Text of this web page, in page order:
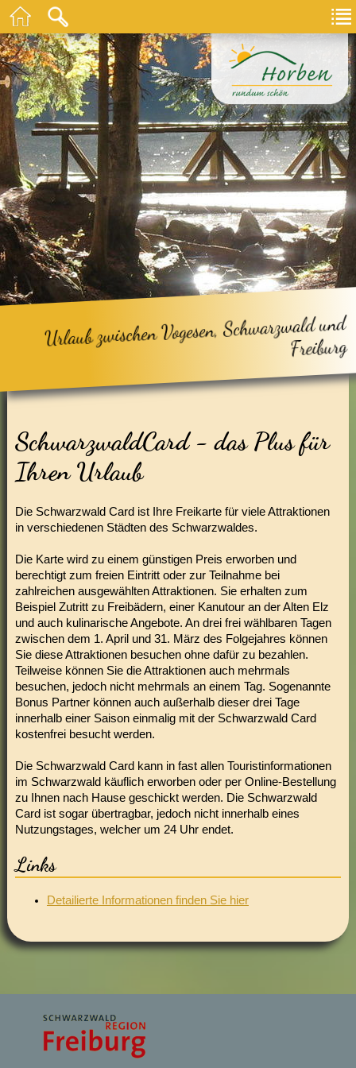
Urlaub zwischen Vogesen, Schwarzwald und
Freiburg
SchwarzwaldCard - das Plus für
Ihren Urlaub
Die Schwarzwald Card ist Ihre Freikarte für viele Attraktionen
in verschiedenen Städten des Schwarzwaldes.
Die Karte wird zu einem günstigen Preis erworben und
berechtigt zum freien Eintritt oder zur Teilnahme bei
zahlreichen ausgewählten Attraktionen. Sie erhalten zum
Beispiel Zutritt zu Freibädern, einer Kanutour an der Alten Elz
und auch kulinarische Angebote. An drei frei wählbaren Tagen
zwischen dem 1. April und 31. März des Folgejahres können
Sie diese Attraktionen besuchen ohne dafür zu bezahlen.
Teilweise können Sie die Attraktionen auch mehrmals
besuchen, jedoch nicht mehrmals an einem Tag. Sogenannte
Bonus Partner können auch außerhalb dieser drei Tage
innerhalb einer Saison einmalig mit der Schwarzwald Card
kostenfrei besucht werden.
Die Schwarzwald Card kann in fast allen Touristinformationen
im Schwarzwald käuflich erworben oder per Online-Bestellung
zu Ihnen nach Hause geschickt werden. Die Schwarzwald
Card ist sogar übertragbar, jedoch nicht innerhalb eines
Nutzungstages, welcher um 24 Uhr endet.
Links
Detailierte Informationen finden Sie hier